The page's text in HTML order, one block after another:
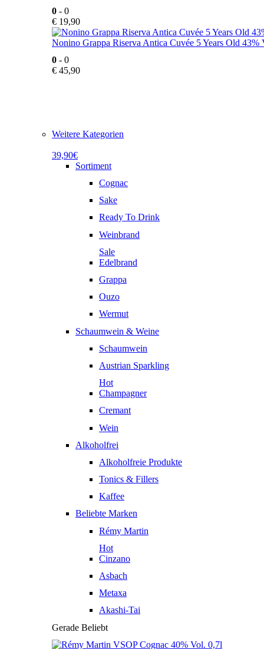
0 - 0
€ 19,90
Nonino Grappa Riserva Antica Cuvée 5 Years Old 43%
0 - 0
€ 45,90
Weitere Kategorien
39,90€
Sortiment
Cognac
Sake
Ready To Drink
Weinbrand
Sale
Edelbrand
Grappa
Ouzo
Wermut
Schaumwein & Weine
Schaumwein
Austrian Sparkling
Hot
Champagner
Cremant
Wein
Alkoholfrei
Alkoholfreie Produkte
Tonics & Fillers
Kaffee
Beliebte Marken
Rémy Martin
Hot
Cinzano
Asbach
Metaxa
Akashi-Tai
Gerade Beliebt